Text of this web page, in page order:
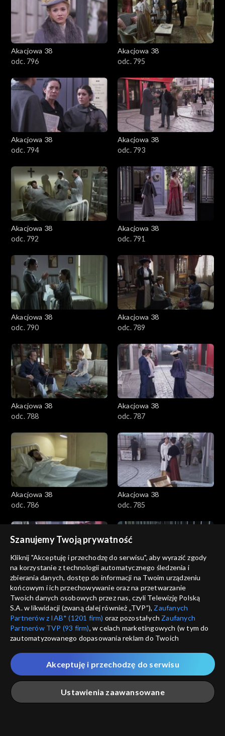
Akacjowa 38
odc. 796
Akacjowa 38
odc. 795
Akacjowa 38
odc. 794
Akacjowa 38
odc. 793
Akacjowa 38
odc. 792
Akacjowa 38
odc. 791
Akacjowa 38
odc. 790
Akacjowa 38
odc. 789
Akacjowa 38
odc. 788
Akacjowa 38
odc. 787
Akacjowa 38
odc. 786
Akacjowa 38
odc. 785
Akacjowa 38
odc. 784
Akacjowa 38
odc. 783
Akacjowa 38
odc. 782
Akacjowa 38
odc. 781
Szanujemy Twoją prywatność
Kliknij "Akceptuję i przechodzę do serwisu", aby wyrazić zgody
na korzystanie z technologii automatycznego śledzenia i
zbierania danych, dostęp do informacji na Twoim urządzeniu
końcowym i ich przechowywanie oraz na przetwarzanie
Twoich danych osobowych przez nas, czyli Telewizję Polską
S.A. w likwidacji (zwaną dalej również „TVP”), Zaufanych
Partnerów z IAB* (1201 firm) oraz pozostałych Zaufanych
Partnerów TVP (93 firm), w celach marketingowych (w tym do
zautomatyzowanego dopasowania reklam do Twoich
które wskazujemy poniżej, a także zgody na udostępnianie
przez nas identyfikatora PPID do Google.
Twoje dane osobowe zbierane podczas odwiedzania przez
Ciebie naszych
poszczególnych serwisówzwanych dalej
„Portalem”, w tym informacje zapisywane za pomocą
Ustawienia zaawansowane
Akceptuję i przechodzę do serwisu